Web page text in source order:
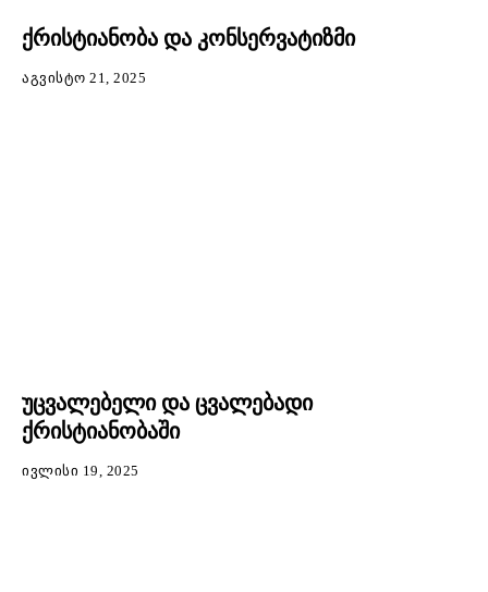
ქრისტიანობა და კონსერვატიზმი
ᲐᲒᲕᲘᲡᲢᲝ 21, 2025
უცვალებელი და ცვალებადი
ქრისტიანობაში
ᲘᲕᲚᲘᲡᲘ 19, 2025